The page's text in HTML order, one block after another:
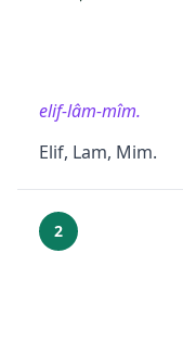
elif-lâm-mîm.
Elif, Lam, Mim.
2